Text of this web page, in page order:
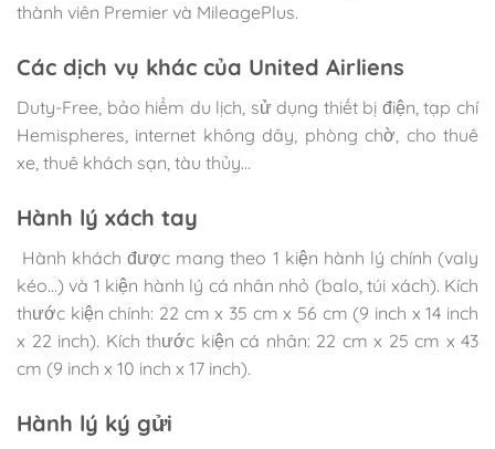
thành viên Premier và MileagePlus.
Các dịch vụ khác của United Airliens
Duty-Free, bảo hiểm du lịch, sử dụng thiết bị điện, tạp chí
Hemispheres, internet không dây, phòng chờ, cho thuê
xe, thuê khách sạn, tàu thủy…
Hành lý xách tay
Hành khách được mang theo 1 kiện hành lý chính (valy
kéo…) và 1 kiện hành lý cá nhân nhỏ (balo, túi xách). Kích
thước kiện chính: 22 cm x 35 cm x 56 cm (9 inch x 14 inch
x 22 inch). Kích thước kiện cá nhân: 22 cm x 25 cm x 43
cm (9 inch x 10 inch x 17 inch).
Hành lý ký gửi